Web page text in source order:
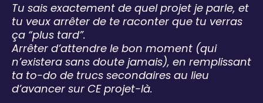
Tu sais exactement de quel projet je parle, et
tu veux arrêter de te raconter que tu verras
ça “plus tard”.
Arrêter d’attendre le bon moment (qui
n’existera sans doute jamais), en remplissant
ta to-do de trucs secondaires au lieu
d’avancer sur CE projet-là.